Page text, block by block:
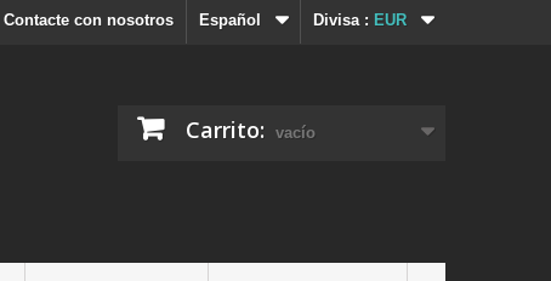
Divisa : EUR
Español
Contacte con nosotros
Carrito: vacío